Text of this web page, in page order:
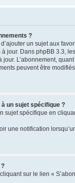
?
un sujet aux
jour. Dans phpBB 3.3,
L’abonnement,
peuvent être
un sujet spécifique ?
sujet spécifique en
une notification
?
sur le lien «